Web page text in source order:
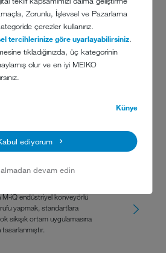
Zorunlu, İşlevsel ve Pazarlama
çerezler kullanırız.
tercihlerinize göre uyarlayabilirsiniz.
tıkladığınızda, üç kategorinin
olur ve en iyi MEIKO
Künye
ediyorum
almadan devam edin
M-iQ endüstriyel konveyörlü
yapmak, standartlara
sıkışık ortam uygulamasına